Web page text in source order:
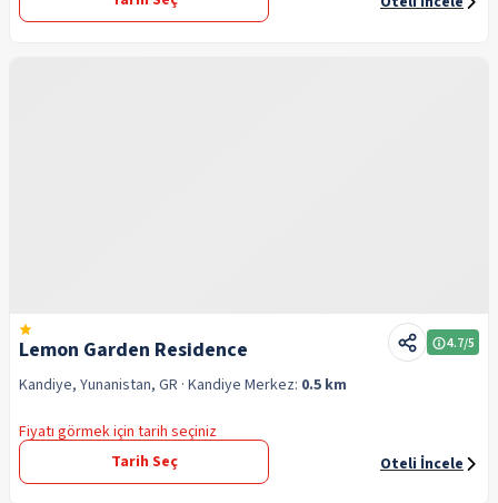
Lemon Garden Residence 4.7/5
Kandiye, Yunanistan, GR · Kandiye Merkez: 0.5 km
Fiyatı görmek için tarih seçiniz
Tarih Seç
Oteli İncele